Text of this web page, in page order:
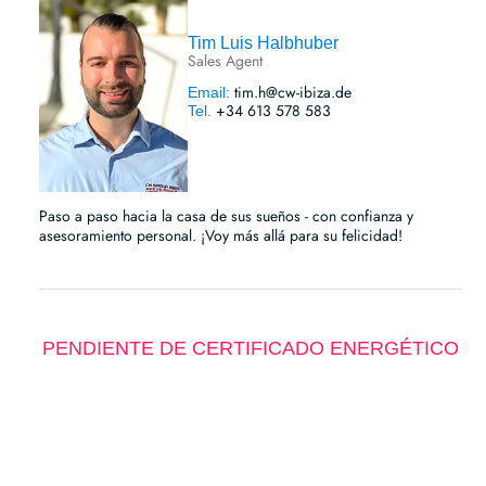
Tim Luis Halbhuber
Sales Agent
Email: tim.h@cw-ibiza.de
Tel. +34 613 578 583
Paso a paso hacia la casa de sus sueños - con confianza y
asesoramiento personal. ¡Voy más allá para su felicidad!
PENDIENTE DE CERTIFICADO ENERGÉTICO